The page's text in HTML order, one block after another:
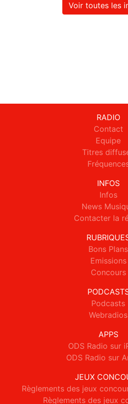
Voir toutes les
RADIO
Contact
Equipe
Titres
INFOS
Infos
News
Contacter la
Bons Plans
Emissions
Concours
Podcasts
Webradios
APPS
ODS Radio sur
ODS Radio sur
JEUX
Règlements des jeux
Règlements des jeux